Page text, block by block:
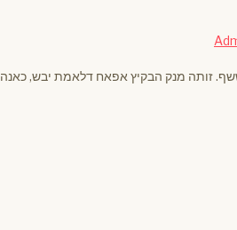
זותה מנק הבקיץ אפאח דלאמת יבש, כאנה